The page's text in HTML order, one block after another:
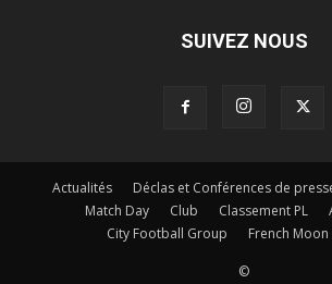
SUIVEZ NOUS
Actualités Déclas et Conférences de
Match Day
Club Classement PL
City Football Group
French
©